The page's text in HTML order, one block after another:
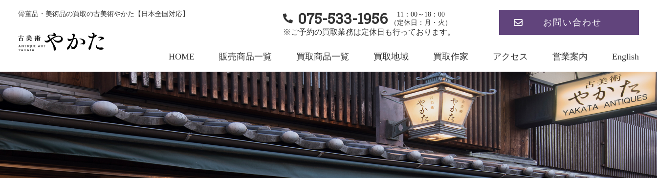
骨董品・美術品の買取の古美術やかた【日本全国対応】 075-533-1956
11：00～18：00
（定休日：月・火）
※ご予約の買取業務は定休日も行っております。
お問い合わせ
HOME 販売商品一覧 買取商品一覧 買取地域 買取作家 アクセス 営業案内 English